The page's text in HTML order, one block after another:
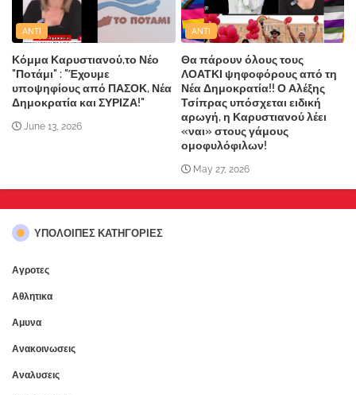
ANTI
Κόμμα Καρυστιανού,το Νέο
"Ποτάμι" : "Έχουμε
υποψηφίους από ΠΑΣΟΚ, Νέα
Δημοκρατία και ΣΥΡΙΖΑ!"
June 13, 2026
ANTI
Θα πάρουν όλους τους
ΛΟΑΤΚΙ ψηφοφόρους από τη
Νέα Δημοκρατία!! Ο Αλέξης
Τσίπρας υπόσχεται ειδική
αρωγή, η Καρυστιανού λέει
«ναι» στους γάμους
ομοφυλόφιλων!
May 27, 2026
ΥΠΌΛΟΙΠΕΣ ΚΑΤΗΓΟΡΊΕΣ
Αγροτες
Αθλητικα
Αμυνα
Ανακοινωσεις
Αναλυσεις